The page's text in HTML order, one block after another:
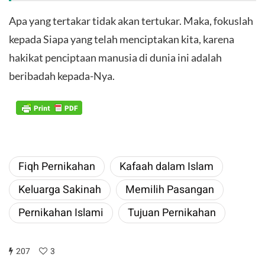
​Apa yang tertakar tidak akan tertukar. Maka, fokuslah
kepada Siapa yang telah menciptakan kita, karena
hakikat penciptaan manusia di dunia ini adalah
beribadah kepada-Nya.
Fiqh Pernikahan
Kafaah dalam Islam
Keluarga Sakinah
Memilih Pasangan
Pernikahan Islami
Tujuan Pernikahan
207 3